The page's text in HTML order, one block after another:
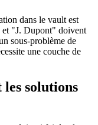
dans le vault est
"J. Dupont" doivent
sous-problème de
une couche de
solutions